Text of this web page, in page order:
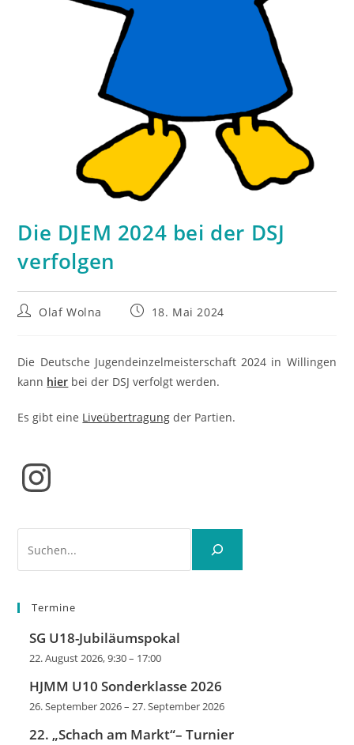
Die DJEM 2024 bei der DSJ
verfolgen
Beitrags-
Olaf Wolna
Beitrag18. Mai 2024
Die Deutsche Jugendeinzelmeisterschaft 2024 in Willingen
kann hier bei der DSJ verfolgt werden.
Es gibt eine Liveübertragung der Partien.
Instagram
Termine
SG U18-Jubiläumspokal
22. August 2026, 9:30– 17:00
HJMM U10 Sonderklasse 2026
26. September 2026– 27. September 2026
22. „Schach am Markt“– Turnier